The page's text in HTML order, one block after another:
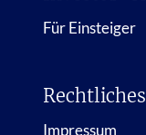
Für Einsteiger
Rechtliches
Impressum